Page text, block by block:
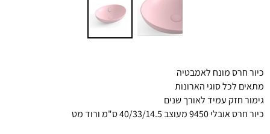
כיור חרס מונח לאמבטיה
מתאים לכל סוגי הארונות
גימור חזק עמיד לאורך שנים
כיור חרס אובלי 9450 מעוצב 40/33/14.5 ס"מ ורוד מט